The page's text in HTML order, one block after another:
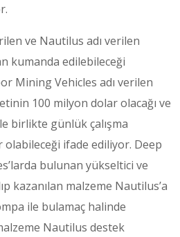
ve Nautilus adı verilen
kumanda edilebileceği
Mining Vehicles adı verilen
100 milyon dolar olacağı ve
birlikte günlük çalışma
ifade ediliyor. Deep
bulunan yükseltici ve
kazanılan malzeme Nautilus’a
ile bulamaç halinde
Nautilus destek